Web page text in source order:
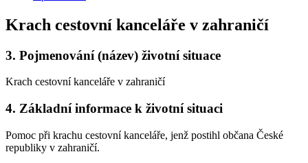
Krach cestovní kanceláře v zahraničí
3. Pojmenování (název) životní situace
Krach cestovní kanceláře v zahraničí
4. Základní informace k životní situaci
Pomoc při krachu cestovní kanceláře, jenž postihl občana České
republiky v zahraničí.